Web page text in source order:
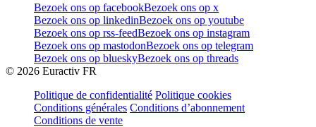
Bezoek ons op facebookBezoek ons op x
Bezoek ons op linkedinBezoek ons op youtube
Bezoek ons op rss-feedBezoek ons op instagram
Bezoek ons op mastodonBezoek ons op telegram
Bezoek ons op blueskyBezoek ons op threads
© 2026 Euractiv FR
Politique de confidentialité Politique cookies
Conditions générales Conditions d’abonnement
Conditions de vente